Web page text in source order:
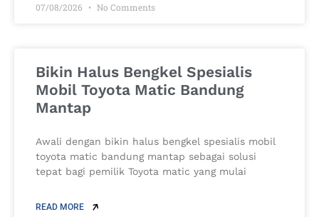
07/08/2026 No Comments
Bikin Halus Bengkel Spesialis
Mobil Toyota Matic Bandung
Mantap
Awali dengan bikin halus bengkel spesialis mobil
toyota matic bandung mantap sebagai solusi
tepat bagi pemilik Toyota matic yang mulai
READ MORE